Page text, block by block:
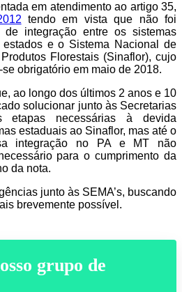
em atendimento ao artigo 35,
tendo em vista que não foi
de integração entre os sistemas
estados e o Sistema Nacional de
Florestais (Sinaflor), cujo
obrigatório em maio de 2018.
ao longo dos últimos 2 anos e 10
solucionar junto às Secretarias
etapas necessárias à devida
estaduais ao Sinaflor, mas até o
integração no PA e MT não
para o cumprimento da
da nota.
junto às SEMA’s, buscando
brevemente possível.
grupo de